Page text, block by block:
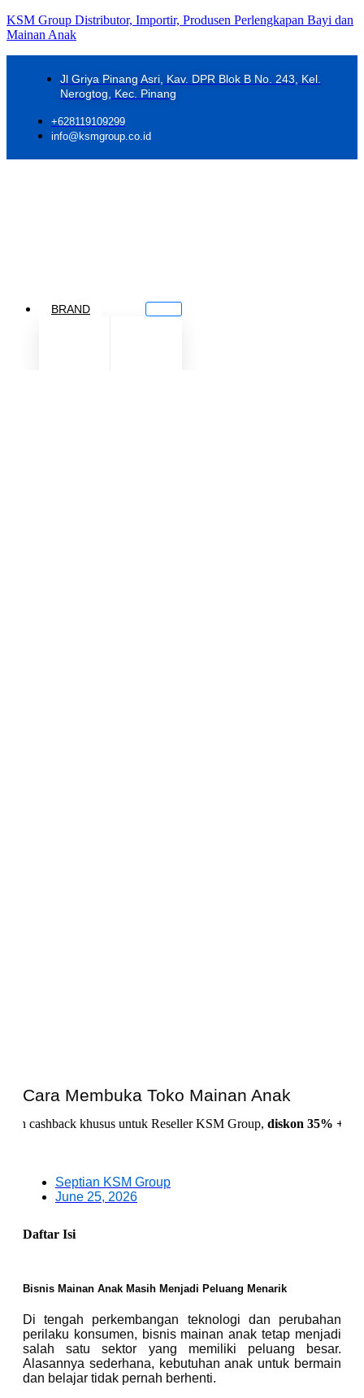
KSM Group Distributor, Importir, Produsen Perlengkapan Bayi dan
Mainan Anak
Jl Griya Pinang Asri, Kav. DPR Blok B No. 243, Kel.
Nerogtog, Kec. Pinang
+628119109299
info@ksmgroup.co.id
BRAND
Cara Membuka Toko Mainan Anak
khusus untuk Reseller KSM Group,diskon 35% + Cashback
Septian KSM Group
June 25, 2026
Daftar Isi
Bisnis Mainan Anak Masih Menjadi Peluang Menarik
Di tengah perkembangan teknologi dan perubahan
perilaku konsumen, bisnis mainan anak tetap menjadi
salah satu sektor yang memiliki peluang besar.
Alasannya sederhana, kebutuhan anak untuk bermain
dan belajar tidak pernah berhenti.